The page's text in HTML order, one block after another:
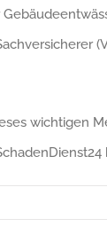
wichtigen